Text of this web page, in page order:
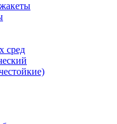
сред